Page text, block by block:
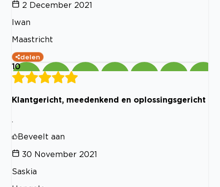
2 December 2021
Iwan
Maastricht
delen
10
Klantgericht, meedenkend en oplossingsgericht
.
Beveelt aan
30 November 2021
Saskia